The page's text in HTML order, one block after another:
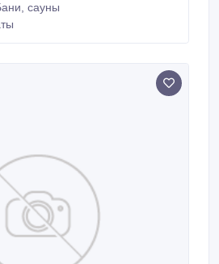
позвонить по номеру
сауны